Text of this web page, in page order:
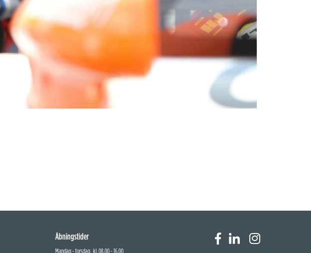
Åbningstider
Mandag - torsdag kl. 08.00 - 16.00